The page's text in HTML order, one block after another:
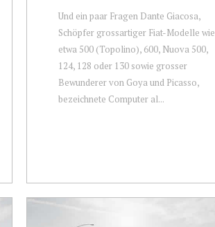
Und ein paar Fragen Dante Giacosa,
Schöpfer grossartiger Fiat-Modelle wie
etwa 500 (Topolino), 600, Nuova 500,
124, 128 oder 130 sowie grosser
Bewunderer von Goya und Picasso,
bezeichnete Computer al...